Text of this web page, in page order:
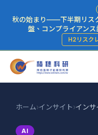
秋の始まり——下半期リス
盤、コンプライアン
H2リスク
ホーム›インサイト›
AI